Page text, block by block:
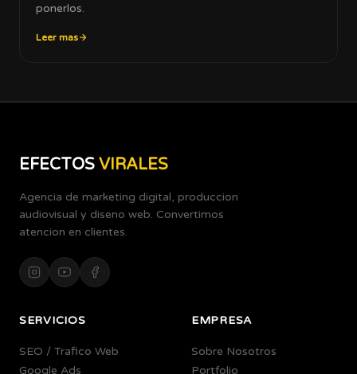
ponerlos.
Leer mas
EFECTOS VIRALES
Agencia de marketing digital, produccion
audiovisual y diseno web. Convertimos
atencion en clientes.
SERVICIOS
SEO / Trafico Web
Google Ads
EMPRESA
Sobre Nosotros
Portfolio